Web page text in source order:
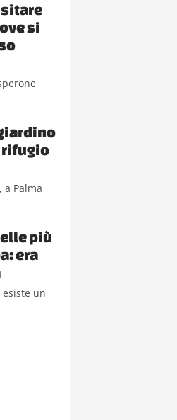
si
rifugio
a Palma
più
era
esiste un